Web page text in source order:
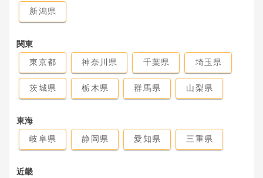
新潟県
関東
東京都
神奈川県 千葉県 埼玉県
茨城県 栃木県 群馬県 山梨県
東海
岐阜県
静岡県 愛知県 三重県
近畿